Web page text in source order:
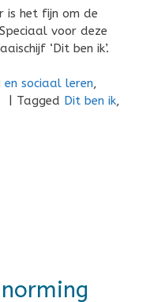
is het fijn om de
voor deze
‘Dit ben ik’.
en sociaal leren,
Tagged Dit ben ik,